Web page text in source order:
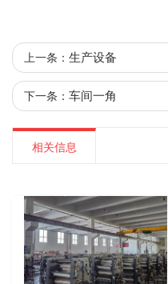
上一条： 生产设备
下一条： 车间一角
相关信息